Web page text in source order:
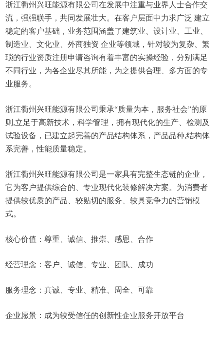
浙江衢州兴旺能源有限公司在发展中注重与业界人士合作交
流，强强联手，共同发展壮大。在客户层面中力求广泛 建立
稳定的客户基础，业务范围涵盖了建筑业、设计业、工业、
制造业、文化业、外商独资 企业等领域，针对较为复杂、繁
琐的行业资质注册申请咨询有着丰富的实操经验，分别满足
不同行业，为各企业尽其所能，为之提供合理、多方面的专
业服务。
浙江衢州兴旺能源有限公司秉承“质量为本，服务社会”的原
则,立足于高新技术，科学管理，拥有现代化的生产、检测及
试验设备，已建立起完善的产品结构体系，产品品种,结构体
系完善，性能质量稳定。
浙江衢州兴旺能源有限公司是一家具有完整生态链的企业，
它为客户提供综合的、专业现代化装修解决方案。为消费者
提供较优质的产品、较贴切的服务、较具竞争力的营销模
式。
核心价值：尊重、诚信、推崇、感恩、合作
经营理念：客户、诚信、专业、团队、成功
服务理念：真诚、专业、精准、周全、可靠
企业愿景：成为较受信任的创新性企业服务开放平台